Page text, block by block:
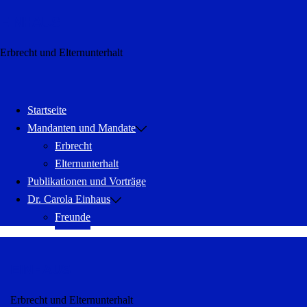
Erbrecht und Elternunterhalt
Startseite
Mandanten und Mandate
Erbrecht
Elternunterhalt
Publikationen und Vorträge
Dr. Carola Einhaus
Freunde
Erbrecht und Elternunterhalt